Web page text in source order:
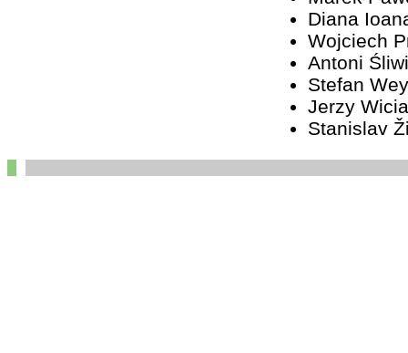
Diana
Wojciech
Antoni
Stefan
Jerzy
Stanislav